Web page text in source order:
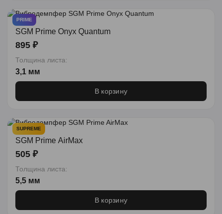
PRIME
SGM Prime Onyx Quantum
895 ₽
Толщина листа:
3,1 мм
В корзину
SUPREME
SGM Prime AirMax
505 ₽
Толщина листа:
5,5 мм
В корзину